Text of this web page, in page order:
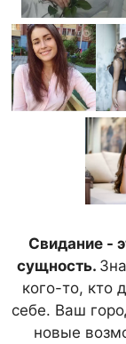
Свидание -
сущность.
кого-то, кто
себе. Ваш
новые